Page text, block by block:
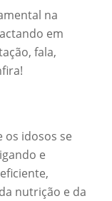
na
em
fala,
os idosos se
e
nutrição e da